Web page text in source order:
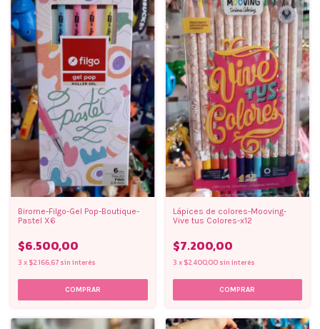
Birome-Filgo-Gel Pop-Boutique-
Pastel X6
$6.500,00
3 x $2.166,67 sin interés
Lápices de colores-Mooving-
Vive tus Colores-x12
$7.200,00
3 x $2.400,00 sin interés